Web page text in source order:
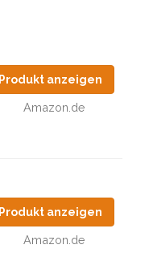
Produkt anzeigen
Amazon.de
Produkt anzeigen
Amazon.de